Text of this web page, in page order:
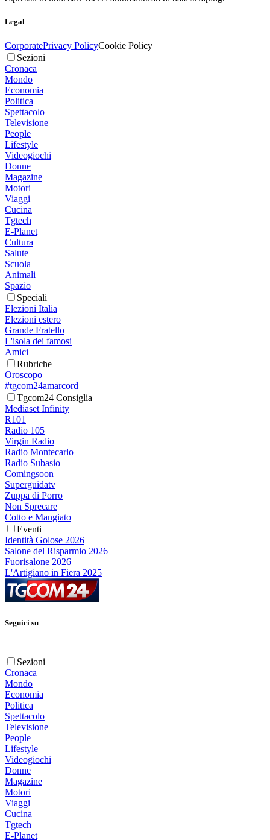
Legal
CorporatePrivacy PolicyCookie Policy
Sezioni
Cronaca
Mondo
Economia
Politica
Spettacolo
Televisione
People
Lifestyle
Videogiochi
Donne
Magazine
Motori
Viaggi
Cucina
Tgtech
E-Planet
Cultura
Salute
Scuola
Animali
Spazio
Speciali
Elezioni Italia
Elezioni estero
Grande Fratello
L'isola dei famosi
Amici
Rubriche
Oroscopo
#tgcom24amarcord
Tgcom24 Consiglia
Mediaset Infinity
R101
Radio 105
Virgin Radio
Radio Montecarlo
Radio Subasio
Comingsoon
Superguidatv
Zuppa di Porro
Non Sprecare
Cotto e Mangiato
Eventi
Identità Golose 2026
Salone del Risparmio 2026
Fuorisalone 2026
L'Artigiano in Fiera 2025
Seguici su
Sezioni
Cronaca
Mondo
Economia
Politica
Spettacolo
Televisione
People
Lifestyle
Videogiochi
Donne
Magazine
Motori
Viaggi
Cucina
Tgtech
E-Planet